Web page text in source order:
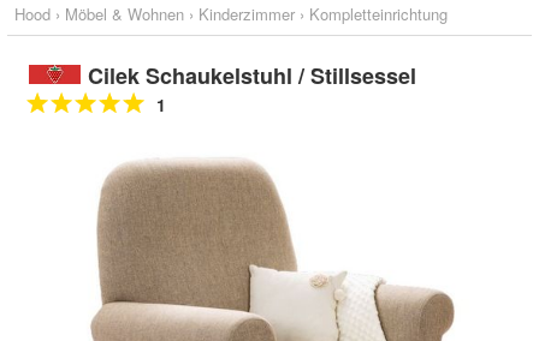
Hood › Möbel & Wohnen › Kinderzimmer › Kompletteinrichtung
Cilek Schaukelstuhl / Stillsessel
1